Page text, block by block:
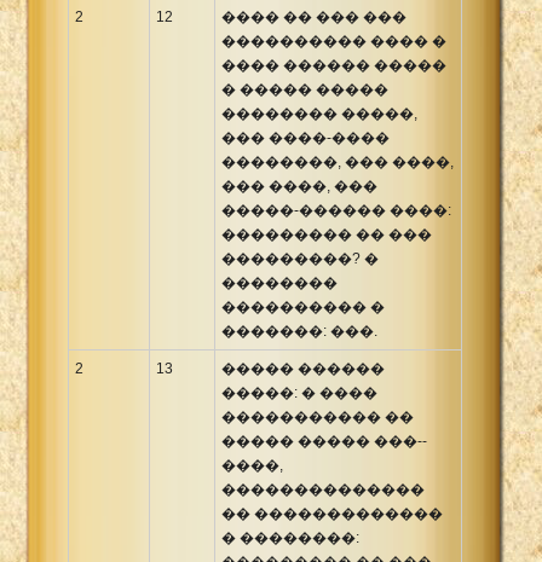
2 12
���� �� ��� ���
���������� ���� �
���� ������ �����
� ����� �����
�������� �����,
��� ����-����
��������, ��� ����,
��� ����, ���
�����-������ ����:
��������� �� ���
���������? �
��������
���������� �
�������: ���.
2 13
����� ������
�����: � ����
����������� ��
����� ����� ���--
����,
��������������
�� �������������
� ��������: